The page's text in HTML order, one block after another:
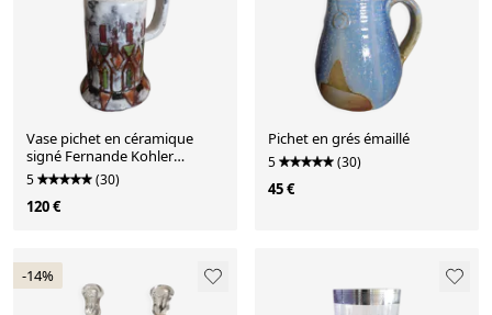
Vase pichet en céramique
signé Fernande Kohler
Vallauris années 1950-60
5 (30)
120 €
Pichet en grés émaillé
5 (30)
45 €
-14%